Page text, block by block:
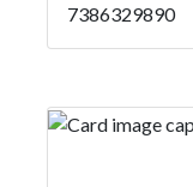
7386329890